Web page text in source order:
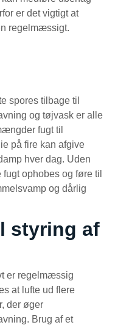
er det vigtigt at
regelmæssigt.
spores tilbage til
og tøjvask er alle
fugt til
på fire kan afgive
hver dag. Uden
ophobes og føre til
og dårlig
styring af
er regelmæssig
at lufte ud flere
der øger
Brug af et